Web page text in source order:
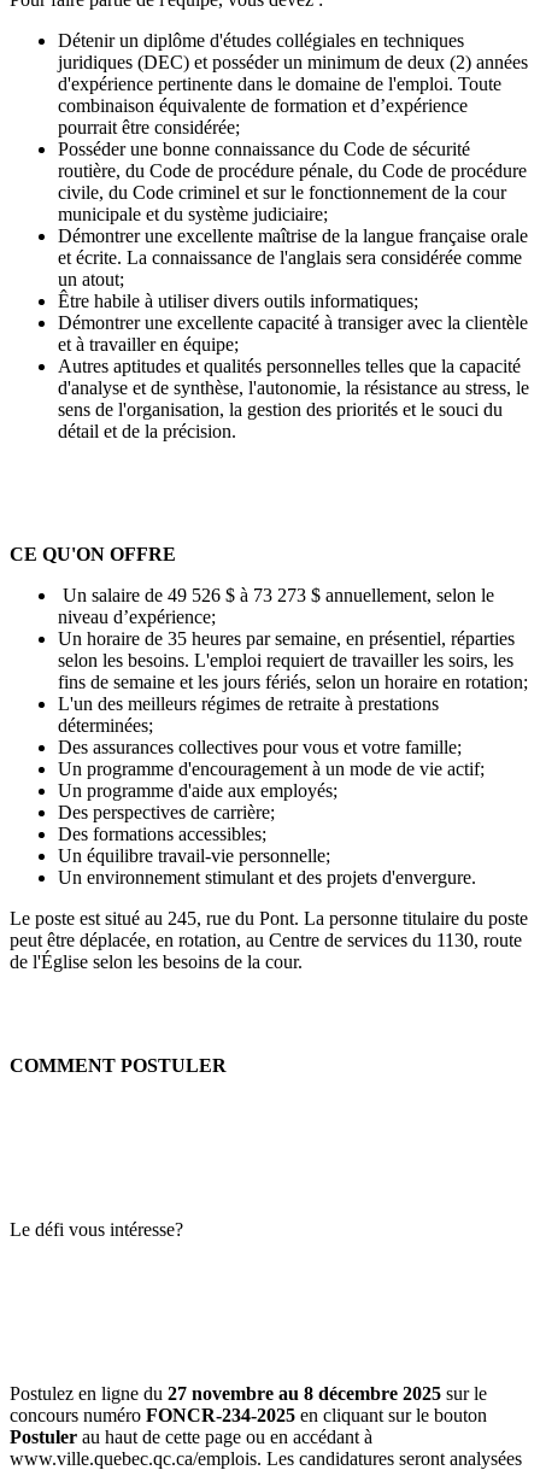
Détenir un diplôme d'études collégiales en techniques
juridiques (DEC) et posséder un minimum de deux (2) années
d'expérience pertinente dans le domaine de l'emploi. Toute
combinaison équivalente de formation et d’expérience
pourrait être considérée;
Posséder une bonne connaissance du Code de sécurité
routière, du Code de procédure pénale, du Code de procédure
civile, du Code criminel et sur le fonctionnement de la cour
municipale et du système judiciaire;
Démontrer une excellente maîtrise de la langue française orale
et écrite. La connaissance de l'anglais sera considérée comme
un atout;
Être habile à utiliser divers outils informatiques;
Démontrer une excellente capacité à transiger avec la clientèle
et à travailler en équipe;
Autres aptitudes et qualités personnelles telles que la capacité
d'analyse et de synthèse, l'autonomie, la résistance au stress, le
sens de l'organisation, la gestion des priorités et le souci du
détail et de la précision.
CE QU'ON OFFRE
Un salaire de 49 526 $ à 73 273 $ annuellement, selon le
niveau d’expérience;
Un horaire de 35 heures par semaine, en présentiel, réparties
selon les besoins. L'emploi requiert de travailler les soirs, les
fins de semaine et les jours fériés, selon un horaire en rotation;
L'un des meilleurs régimes de retraite à prestations
déterminées;
Des assurances collectives pour vous et votre famille;
Un programme d'encouragement à un mode de vie actif;
Un programme d'aide aux employés;
Des perspectives de carrière;
Des formations accessibles;
Un équilibre travail-vie personnelle;
Un environnement stimulant et des projets d'envergure.
Le poste est situé au 245, rue du Pont. La personne titulaire du poste
peut être déplacée, en rotation, au Centre de services du 1130, route
de l'Église selon les besoins de la cour.
COMMENT POSTULER
Le défi vous intéresse?
Postulez en ligne du 27 novembre au 8 décembre 2025 sur le
concours numéro FONCR-234-2025 en cliquant sur le bouton
Postuler au haut de cette page ou en accédant à
www.ville.quebec.qc.ca/emplois. Les candidatures seront analysées